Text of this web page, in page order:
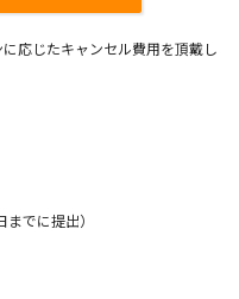
応じたキャンセル費用を頂戴し
でに提出）